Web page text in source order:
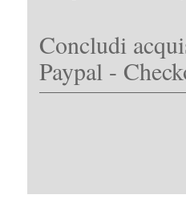
Concludi
Paypal -